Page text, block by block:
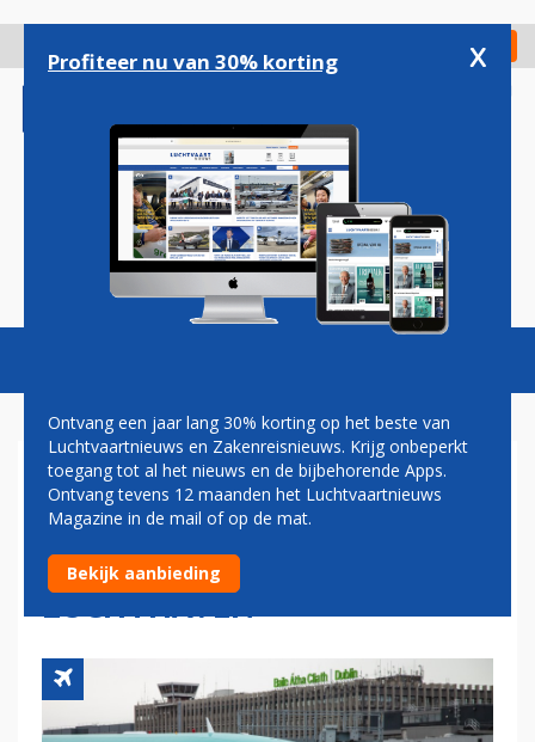
gaan
Check in
Magazine Podcasts Vacatures
PECH VOOR PASSAGIERS: AER
LINGUS-TOESTEL WIJKT
TWEE KEER UIT NAAR ZELFDE
LUCHTHAVEN
Profiteer nu van 30% korting x
Ontvang een jaar lang 30% korting op het beste van
Luchtvaartnieuws en Zakenreisnieuws. Krijg onbeperkt
toegang tot al het nieuws en de bijbehorende Apps.
Ontvang tevens 12 maanden het Luchtvaartnieuws
Magazine in de mail of op de mat.
Bekijk aanbieding